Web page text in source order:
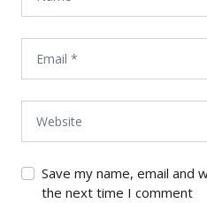
Save my name, email
the next time I comment